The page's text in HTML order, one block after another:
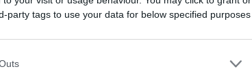
party tags to use your data for below specified purposes